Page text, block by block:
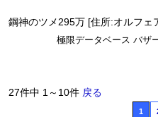
鋼神のツメ295万 [住所:オルフェ
極限データベース バザ
27件中 1～10件 戻る
1